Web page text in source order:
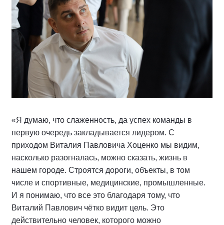
«Я думаю, что слаженность, да успех команды в
первую очередь закладывается лидером. С
приходом Виталия Павловича Хоценко мы видим,
насколько разогналась, можно сказать, жизнь в
нашем городе. Строятся дороги, объекты, в том
числе и спортивные, медицинские, промышленные.
И я понимаю, что все это благодаря тому, что
Виталий Павлович чётко видит цель. Это
действительно человек, которого можно